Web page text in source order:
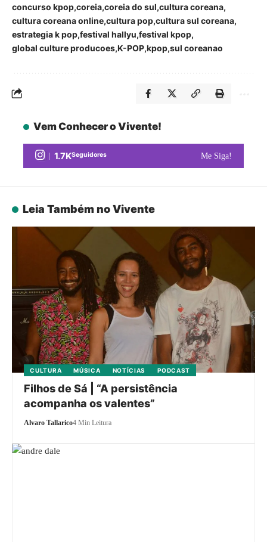
concurso kpop coreia coreia do sul cultura coreana
cultura coreana online cultura pop cultura sul coreana
estrategia k pop festival hallyu festival kpop
global culture producoes K-POP kpop sul coreanao
Vem Conhecer o Vivente!
1.7KSeguidores Me Siga!
Leia Também no Vivente
CULTURA MÚSICA NOTÍCIAS PODCAST
Filhos de Sá | “A persistência
acompanha os valentes”
Alvaro Tallarico4 Min Leitura